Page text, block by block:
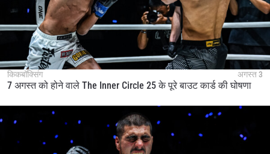
किकबॉक्सिंग अगस्त 3
7 अगस्त को होने वाले The Inner Circle 25 के पूरे बाउट कार्ड की घोषणा